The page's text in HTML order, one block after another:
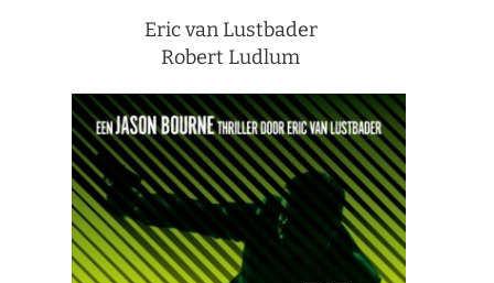
Eric van Lustbader
Robert Ludlum